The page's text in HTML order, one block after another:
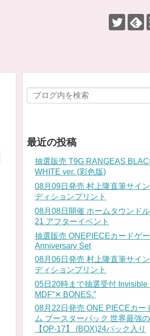
最近の投稿
抽選販売 T9G RANGEAS
WHITE ver. (彩色版)
08月09日発売 村上隆直筆サイ
ディションプリント
08月08日開催 ホームタウンド
21 アフターイベント
抽選販売 ONEPIECEカードゲ
Anniversary Set
08月06日発売 村上隆直筆サイ
ディションプリント
05日20時まで抽選受付 Invisible
MDF”✕ BONES.”
08月22日発売 ONE PIECEカー
ム ブースターパック 世界最強
【OP-17】 (BOX)24パック入り